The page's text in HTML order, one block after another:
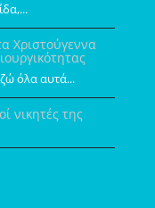
Χριστούγεννα
όλα αυτά...
νικητές της